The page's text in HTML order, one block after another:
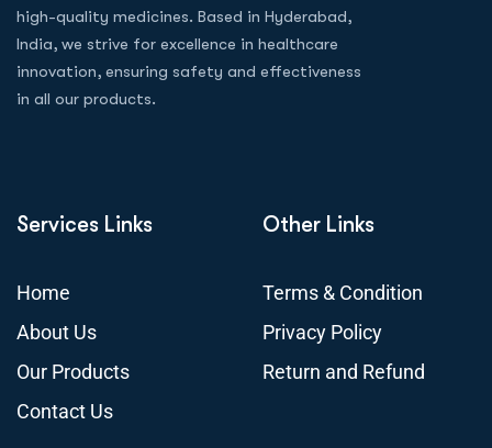
high-quality medicines. Based in Hyderabad,
India, we strive for excellence in healthcare
innovation, ensuring safety and effectiveness
in all our products.
Services Links
Home
About Us
Our Products
Contact Us
Other Links
Terms & Condition
Privacy Policy
Return and Refund